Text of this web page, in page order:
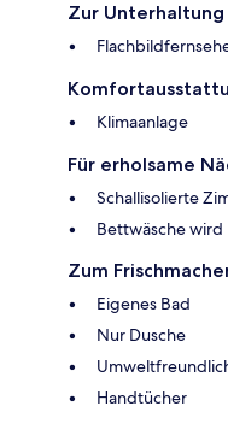
Zur Unterhaltung
Klimaanlage
Für erholsame
Schallisolierte
Bettwäsche
Zum
Eigenes Bad
Nur Dusche
Handtücher